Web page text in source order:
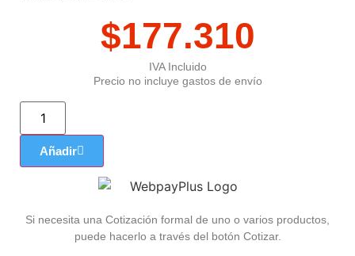
$177.310
IVA Incluido
Precio no incluye gastos de envío
Añadir
Si necesita una Cotización formal de uno o varios productos,
puede hacerlo a través del botón Cotizar.